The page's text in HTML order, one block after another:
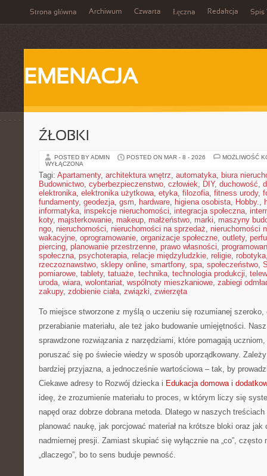
Strona główna Archiwum Czwarta Łęczna Redakcja Spis
EMENACJA
ŹŁOBKI
POSTED BY ADMIN POSTED ON MAR - 8 - 2026
MOŻLIWOŚĆ
WYŁĄCZONA
Tagi: Apartamenty, architektura wnętrz, automatyka, biura
Budownictwo, cyberbezpieczenstwo, człowiek, DIY, duchowość,
elektronika, elektronika użytkowa, etyka, filozofia, fitness urody,
fundamenty, geodezja, gsm, hardware, higiena osobista, Hobby.,
informatyka, inspekcje nieruchomości, integracja społeczna,
koty, majsterkowanie, makeup, małżeństwo, marki, maszyny
ngo, nieruchomości, nieruchomości na sprzedaż, nieruchomości
wakacyjne, oprogramowanie, organizacje społeczne, outlety,
piercing, planowanie przestrzenne, prawo własności,
społeczna, psychoterapia, relacje międzyludzkie, religie, robotyka
rzeczoznawstwo, sklepy online, smartfony, spa, społeczeństwo,
pomiarowe, tablety, tatuaże, technika, technologia produkcji,
uroda, wiara, wolontariat, wspólnoty mieszkaniowe, zabiegi
zakupy, zdobienie ciała, związki, zwierzęta
To miejsce stworzone z myślą o uczeniu się rozumianej
przerabianie materiału, ale też jako budowanie umiejętności.
sprawdzone rozwiązania z narzędziami, które pomagają
poruszać się po świecie wiedzy w sposób uporządkowany.
bardziej przyjazna, a jednocześnie wartościowa – tak, by
Ciekawe adresy to Rozwój dziecka i Edukacja domowa i
ideę, że zrozumienie materiału to proces, w którym liczy się
napęd oraz dobrze dobrana metoda. Dlatego w naszych
planować naukę, jak porcjować materiał na krótsze bloki oraz
nadmiernej presji. Zamiast skupiać się wyłącznie na „co”, często
„dlaczego”, bo to sens buduje pewność.